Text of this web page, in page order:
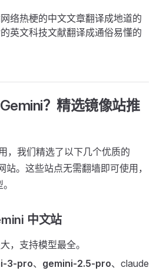
络热梗的中文文章翻译成地道的
英文科技文献翻译成通俗易懂的
？精选镜像站推
，我们精选了以下几个优质的
站。这些站点无需翻墙即可使用，
中文站
，支持模型最全。
3-pro、 gemini-2.5-pro、claude